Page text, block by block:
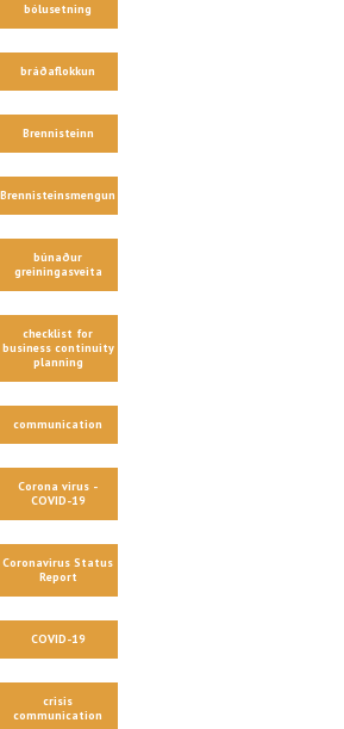
bólusetning
bráðaflokkun
Brennisteinn
Brennisteinsmengun
búnaður
greiningasveita
checklist for
business continuity
planning
communication
Corona virus -
COVID-19
Coronavirus Status
Report
COVID-19
crisis
communication